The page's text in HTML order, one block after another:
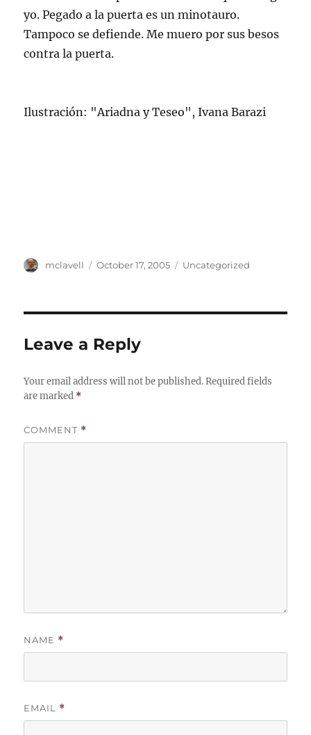
yo. Pegado a la puerta es un minotauro.
Tampoco se defiende. Me muero por sus besos
contra la puerta.
Ilustración: "Ariadna y Teseo", Ivana Barazi
Author
mclavell
Posted
October 17, 2005 Categories
Uncategorized
Leave a Reply
Your email address will not be published. Required fields
are marked *
COMMENT *
NAME *
EMAIL *